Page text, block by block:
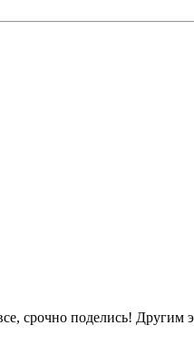
срочно поделись! Другим